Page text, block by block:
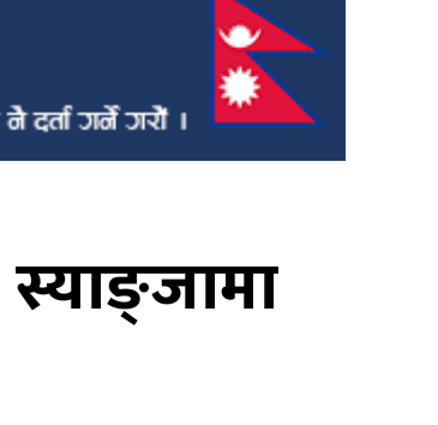
स्याङ्जामा